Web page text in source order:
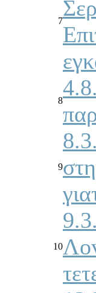
7
8
9
10